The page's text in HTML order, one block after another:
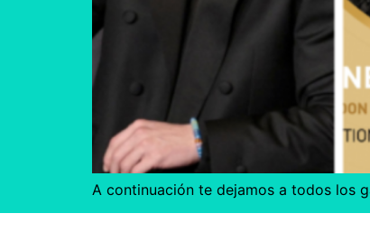
A continuación te dejamos a todos los